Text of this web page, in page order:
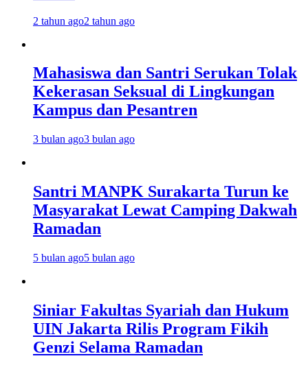
2 tahun ago2 tahun ago
Mahasiswa dan Santri Serukan Tolak
Kekerasan Seksual di Lingkungan
Kampus dan Pesantren
3 bulan ago3 bulan ago
Santri MANPK Surakarta Turun ke
Masyarakat Lewat Camping Dakwah
Ramadan
5 bulan ago5 bulan ago
Siniar Fakultas Syariah dan Hukum
UIN Jakarta Rilis Program Fikih
Genzi Selama Ramadan